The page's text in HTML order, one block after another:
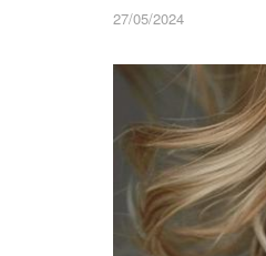
27/05/2024